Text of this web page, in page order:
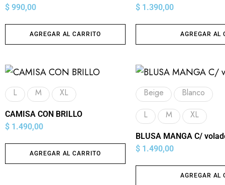
$ 990,00
AGREGAR AL CARRITO
$ 1.390,00
AGREGAR AL
L M XL
CAMISA CON BRILLO
$ 1.490,00
AGREGAR AL CARRITO
Beige
Blanco
L
M XL
BLUSA MANGA C/
$ 1.490,00
AGREGAR AL